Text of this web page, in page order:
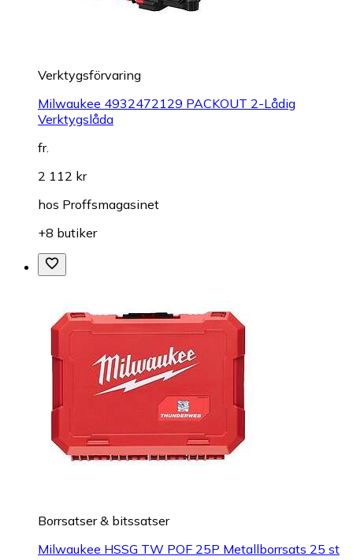
Verktygsförvaring
Milwaukee 4932472129 PACKOUT 2-Lådig
Verktygslåda
fr.
2 112 kr
hos Proffsmagasinet
+8 butiker
Borrsatser & bitssatser
Milwaukee HSSG TW POF 25P Metallborrsats 25 st